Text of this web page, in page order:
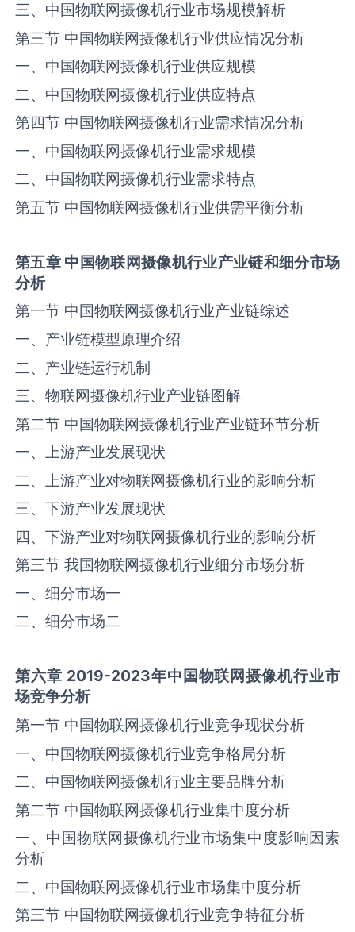
三、中国物联网摄像机行业市场规模解析
第三节 中国物联网摄像机行业供应情况分析
一、中国物联网摄像机行业供应规模
二、中国物联网摄像机行业供应特点
第四节 中国物联网摄像机行业需求情况分析
一、中国物联网摄像机行业需求规模
二、中国物联网摄像机行业需求特点
第五节 中国物联网摄像机行业供需平衡分析
第五章 中国物联网摄像机行业产业链和细分市场
分析
第一节 中国物联网摄像机行业产业链综述
一、产业链模型原理介绍
二、产业链运行机制
三、物联网摄像机行业产业链图解
第二节 中国物联网摄像机行业产业链环节分析
一、上游产业发展现状
二、上游产业对物联网摄像机行业的影响分析
三、下游产业发展现状
四、下游产业对物联网摄像机行业的影响分析
第三节 我国物联网摄像机行业细分市场分析
一、细分市场一
二、细分市场二
第六章 2019-2023年中国物联网摄像机行业市
场竞争分析
第一节 中国物联网摄像机行业竞争现状分析
一、中国物联网摄像机行业竞争格局分析
二、中国物联网摄像机行业主要品牌分析
第二节 中国物联网摄像机行业集中度分析
一、中国物联网摄像机行业市场集中度影响因素
分析
二、中国物联网摄像机行业市场集中度分析
第三节 中国物联网摄像机行业竞争特征分析